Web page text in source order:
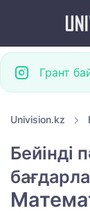
Грант
Univision.kz
Бейінді